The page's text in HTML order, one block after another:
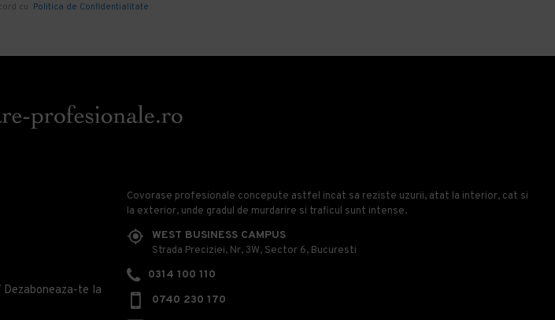
cu Politica de Confidentialitate
te la
Covorase profesionale concepute astfel incat sa reziste uzurii, atat la interior, cat si
la exterior, unde gradul de murdarire si traficul sunt intense.
WEST BUSINESS CAMPUS
Strada Preciziei, Nr, 3W, Sector 6, Bucuresti
0314 100 110
0740 230 170